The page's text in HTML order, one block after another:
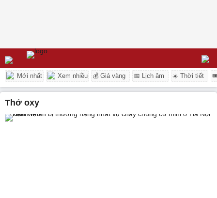
Mới nhất Xem nhiều 💰 Giá vàng 📅 Lịch âm ☀️ Thời tiết
thở oxy